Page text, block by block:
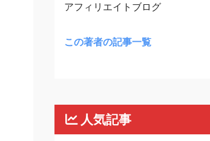
アフィリエイトブログ
この著者の記事一覧
人気記事